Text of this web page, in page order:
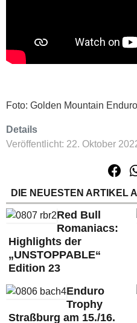
Foto: Golden Mountain
Details
Veröffentlicht: 22. Oktober
DIE NEUESTEN ARTIKEL
Red Bull
Romaniacs:
Highlights der
„UNSTOPPABLE“
Edition 23
Enduro
Trophy
Straßburg am 15./16.